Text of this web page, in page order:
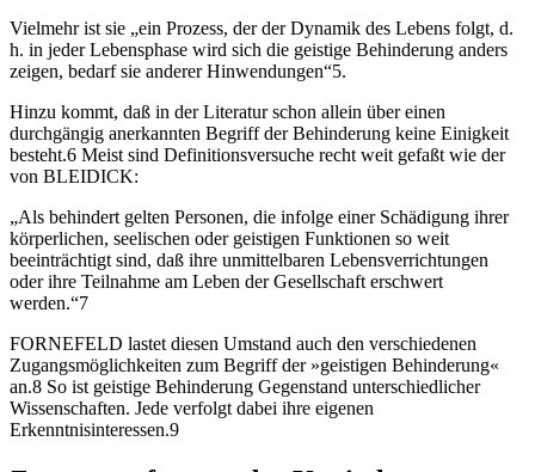
Vielmehr ist sie „ein Prozess, der der Dynamik des Lebens folgt, d.
h. in jeder Lebensphase wird sich die geistige Behinderung anders
zeigen, bedarf sie anderer Hinwendungen“5.
Hinzu kommt, daß in der Literatur schon allein über einen
durchgängig anerkannten Begriff der Behinderung keine Einigkeit
besteht.6 Meist sind Definitionsversuche recht weit gefaßt wie der
von BLEIDICK:
„Als behindert gelten Personen, die infolge einer Schädigung ihrer
körperlichen, seelischen oder geistigen Funktionen so weit
beeinträchtigt sind, daß ihre unmittelbaren Lebensverrichtungen
oder ihre Teilnahme am Leben der Gesellschaft erschwert
werden.“7
FORNEFELD lastet diesen Umstand auch den verschiedenen
Zugangsmöglichkeiten zum Begriff der »geistigen Behinderung«
an.8 So ist geistige Behinderung Gegenstand unterschiedlicher
Wissenschaften. Jede verfolgt dabei ihre eigenen
Erkenntnisinteressen.9